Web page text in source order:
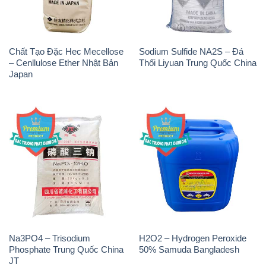
Na3PO4 – Trisodium
Phosphate Trung Quốc China
H2O2 – Hydrogen Peroxide
50% Samuda Bangladesh